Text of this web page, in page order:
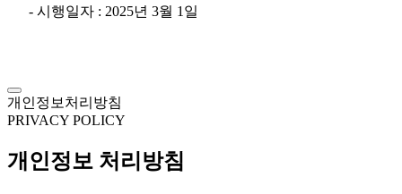
- 시행일자 : 2025년 3월 1일
개인정보처리방침
PRIVACY POLICY
개인정보 처리방침